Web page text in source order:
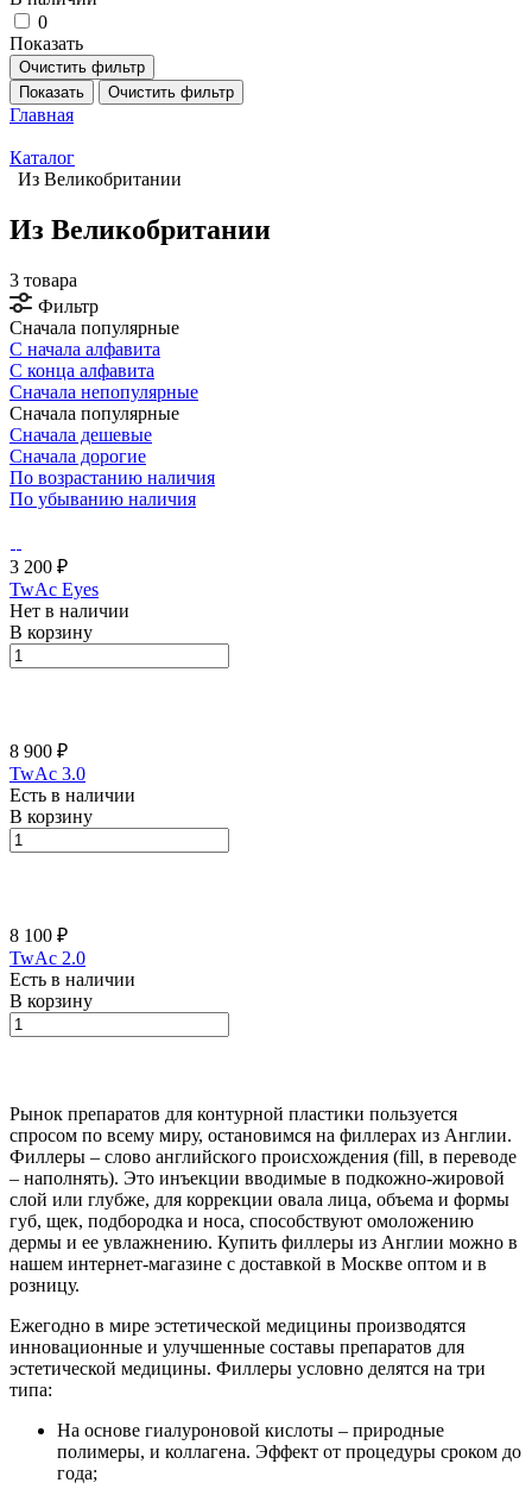
0
Показать
Очистить фильтр
Показать
Очистить фильтр
Главная
Каталог
Из Великобритании
Из Великобритании
3 товара
Фильтр
Сначала популярные
С начала алфавита
С конца алфавита
Сначала непопулярные
Сначала популярные
Сначала дешевые
Сначала дорогие
По возрастанию наличия
По убыванию наличия
3 200 ₽
TwAc Eyes
Нет в наличии
В корзину
8 900 ₽
TwAc 3.0
Есть в наличии
В корзину
8 100 ₽
TwAc 2.0
Есть в наличии
В корзину
Рынок препаратов для контурной пластики пользуется
спросом по всему миру, остановимся на филлерах из Англии.
Филлеры – слово английского происхождения (fill, в переводе
– наполнять). Это инъекции вводимые в подкожно-жировой
слой или глубже, для коррекции овала лица, объема и формы
губ, щек, подбородка и носа, способствуют омоложению
дермы и ее увлажнению. Купить филлеры из Англии можно в
нашем интернет-магазине с доставкой в Москве оптом и в
розницу.
Ежегодно в мире эстетической медицины производятся
инновационные и улучшенные составы препаратов для
эстетической медицины. Филлеры условно делятся на три
типа:
На основе гиалуроновой кислоты – природные
полимеры, и коллагена. Эффект от процедуры сроком до
года;